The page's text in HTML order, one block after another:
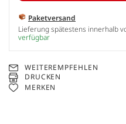
Paketversand
Lieferung spätestens innerhalb
verfügbar
WEITEREMPFEHLEN
DRUCKEN
MERKEN